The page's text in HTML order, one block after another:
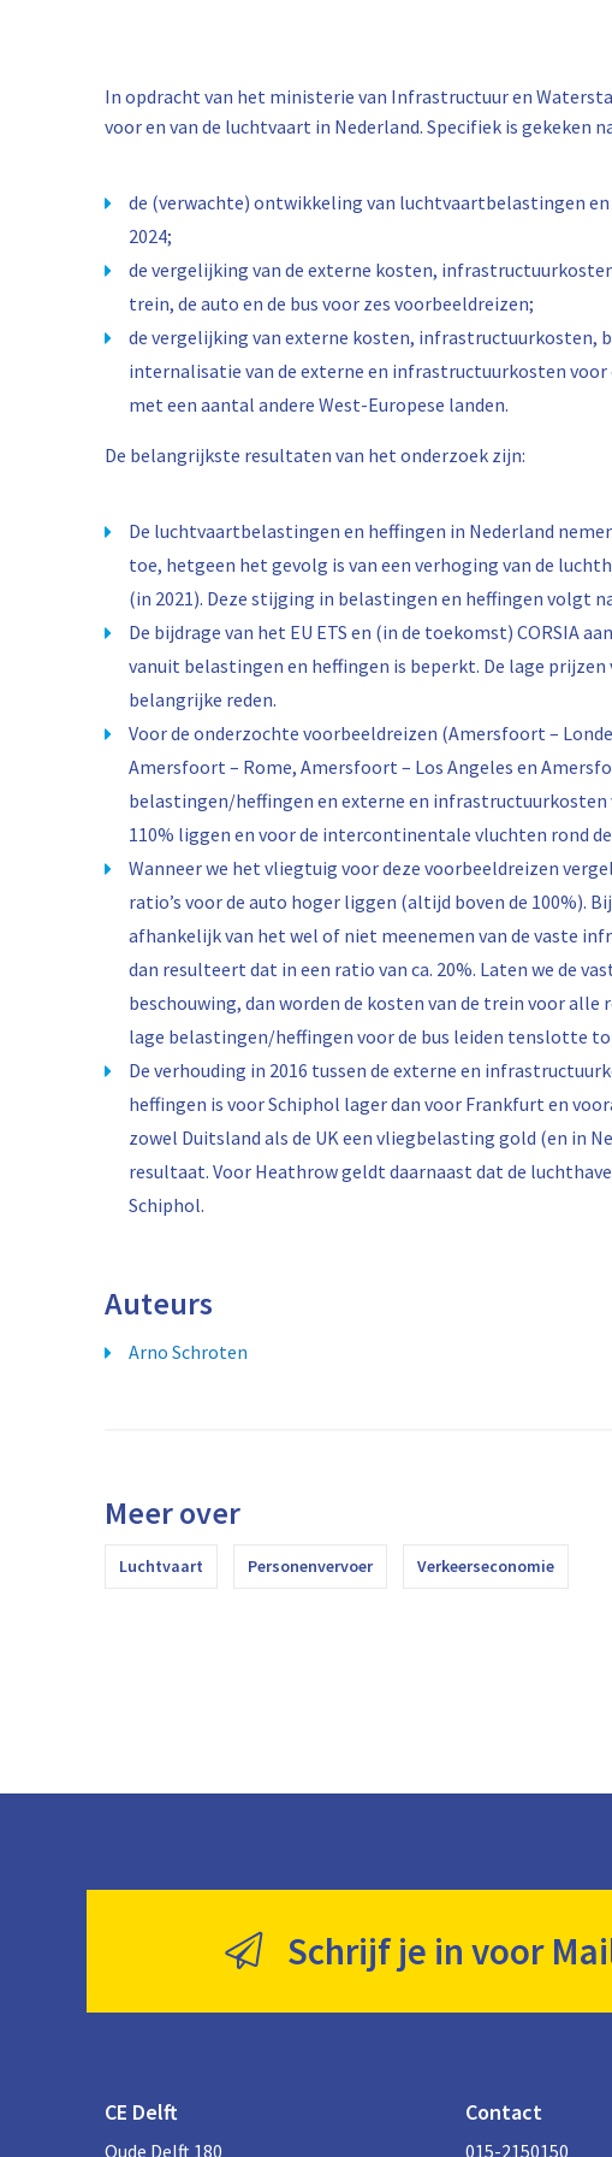
In opdracht van het ministerie van Infrastructuur en
voor en van de luchtvaart in Nederland. Specifiek is gekeken
de (verwachte) ontwikkeling van luchtvaartbelastingen
2024;
de vergelijking van de externe kosten,
trein, de auto en de bus voor zes voorbeeldreizen;
de vergelijking van externe kosten, infrastructuurkosten,
internalisatie van de externe en infrastructuurkosten
met een aantal andere West-Europese landen.
De belangrijkste resultaten van het onderzoek zijn:
De luchtvaartbelastingen en heffingen in Nederland
toe, hetgeen het gevolg is van een verhoging van de
(in 2021). Deze stijging in belastingen en heffingen volgt
De bijdrage van het EU ETS en (in de toekomst) CORSIA
vanuit belastingen en heffingen is beperkt. De lage
belangrijke reden.
Voor de onderzochte voorbeeldreizen (Amersfoort –
Amersfoort – Rome, Amersfoort – Los Angeles en
belastingen/heffingen en externe en infrastructuurkosten
110% liggen en voor de intercontinentale vluchten rond de
Wanneer we het vliegtuig voor deze voorbeeldreizen
ratio’s voor de auto hoger liggen (altijd boven de 100%).
afhankelijk van het wel of niet meenemen van de vaste
dan resulteert dat in een ratio van ca. 20%. Laten we de
beschouwing, dan worden de kosten van de trein voor
lage belastingen/heffingen voor de bus leiden tenslotte
De verhouding in 2016 tussen de externe en
heffingen is voor Schiphol lager dan voor Frankfurt en
zowel Duitsland als de UK een vliegbelasting gold (en in
resultaat. Voor Heathrow geldt daarnaast dat de
Schiphol.
Auteurs
Arno Schroten
Meer over
Luchtvaart Personenvervoer Verkeerseconomie
Schrijf je in voor
CE Delft
Oude Delft 180
Contact
015-2150150